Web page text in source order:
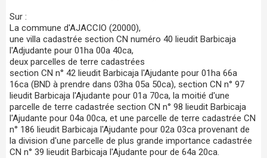
Sur :
La commune d'AJACCIO (20000),
une villa cadastrée section CN numéro 40 lieudit Barbicaja
l'Adjudante pour 01ha 00a 40ca,
deux parcelles de terre cadastrées
section CN n° 42 lieudit Barbicaja l'Ajudante pour 01ha 66a
16ca (BND à prendre dans 03ha 05a 50ca), section CN n° 97
lieudit Barbicaja l'Ajudante pour 01a 70ca, la moitié d'une
parcelle de terre cadastrée section CN n° 98 lieudit Barbicaja
l'Ajudante pour 04a 00ca, et une parcelle de terre cadastrée CN
n° 186 lieudit Barbicaja l'Ajudante pour 02a 03ca provenant de
la division d'une parcelle de plus grande importance cadastrée
CN n° 39 lieudit Barbicaja l'Ajudante pour de 64a 20ca.